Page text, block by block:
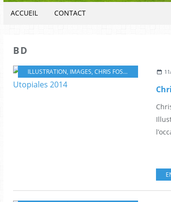
ACCUEIL CONTACT
BD
ILLUSTRATION, IMAGES, CHRIS FOSS , DESSINATEUR,